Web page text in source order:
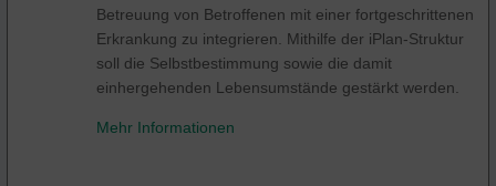
Betreuung von Betroffenen mit einer fortgeschrittenen
Erkrankung zu integrieren. Mithilfe der iPlan-Struktur
soll die Selbstbestimmung sowie die damit
einhergehenden Lebensumstände gestärkt werden.
Mehr Informationen